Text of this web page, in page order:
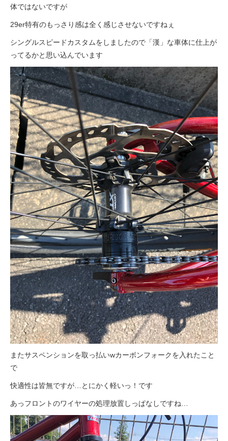
体ではないですが
29er特有のもっさり感は全く感じさせないですねぇ
シングルスピードカスタムをしましたので「漢」な車体に仕上が
ってるかと思い込んでいます
またサスペンションを取っ払いwカーボンフォークを入れたこと
で
快適性は皆無ですが…とにかく軽いっ！です
あっフロントのワイヤーの処理放置しっぱなしですね…